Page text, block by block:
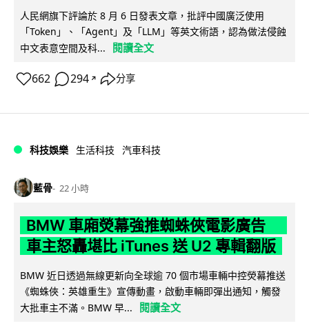
人民網旗下評論於 8 月 6 日發表文章，批評中國廣泛使用
「Token」、「Agent」及「LLM」等英文術語，認為做法侵蝕
中文表意空間及科...
閱讀全文
662 294 ↗ 分享
科技娛樂 生活科技 汽車科技
藍骨 22 小時
BMW 車廂熒幕強推蜘蛛俠電影廣告
車主怒轟堪比 iTunes 送 U2 專輯翻版
BMW 近日透過無線更新向全球逾 70 個市場車輛中控熒幕推送
《蜘蛛俠：英雄重生》宣傳動畫，啟動車輛即彈出通知，觸發
大批車主不滿。BMW 早...
閱讀全文